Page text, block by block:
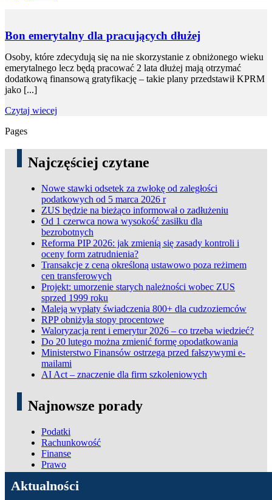
Bon emerytalny dla pracujących dłużej
Osoby, które zdecydują się na nie skorzystanie z obniżonego wieku
emerytalnego lecz będą pracować 2 lata dłużej mają otrzymać
dodatkową finansową gratyfikację – takie plany przedstawił KPRM
jako [...]
Czytaj wiecej
Pages
Najczęściej czytane
Nowe stawki odsetek za zwłokę od zaległości
podatkowych od 5 marca 2026 r
ZUS będzie na bieżąco informował o zadłużeniu
Od 1 czerwca nowa wysokość zasiłku dla
bezrobotnych
Reforma PIP 2026: jak zmienią się zasady kontroli i
oceny form zatrudnienia?
Transakcje z ceną określoną ustawowo poza reżimem
cen transferowych
Projekt: umorzenie starych należności wobec ZUS
sprzed 1999 roku
Maleją wypłaty świadczenia 800+ dla cudzoziemców
RPP obniżyła stopy procentowe
Waloryzacja rent i emerytur 2026 – co trzeba wiedzieć?
Do 20 lutego można zmienić formę opodatkowania
Ministerstwo Finansów ostrzega przed fałszywymi e-
mailami
AI Act – znaczenie dla firm szkoleniowych
Najnowsze porady
Podatki
Rachunkowość
Finanse
Prawo
ADN Podatki
Aktualności